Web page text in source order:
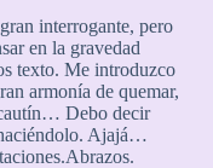
interrogante, pero
en la gravedad
texto. Me introduzco
armonía de quemar,
Debo decir
Ajajá…